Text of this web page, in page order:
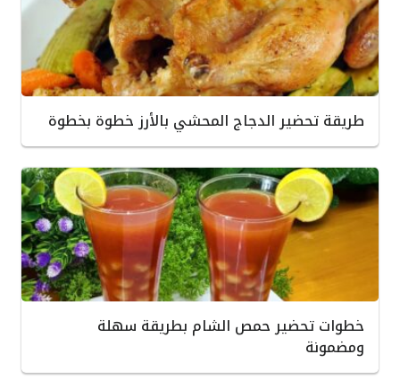
طريقة تحضير الدجاج المحشي بالأرز خطوة بخطوة
خطوات تحضير حمص الشام بطريقة سهلة
ومضمونة